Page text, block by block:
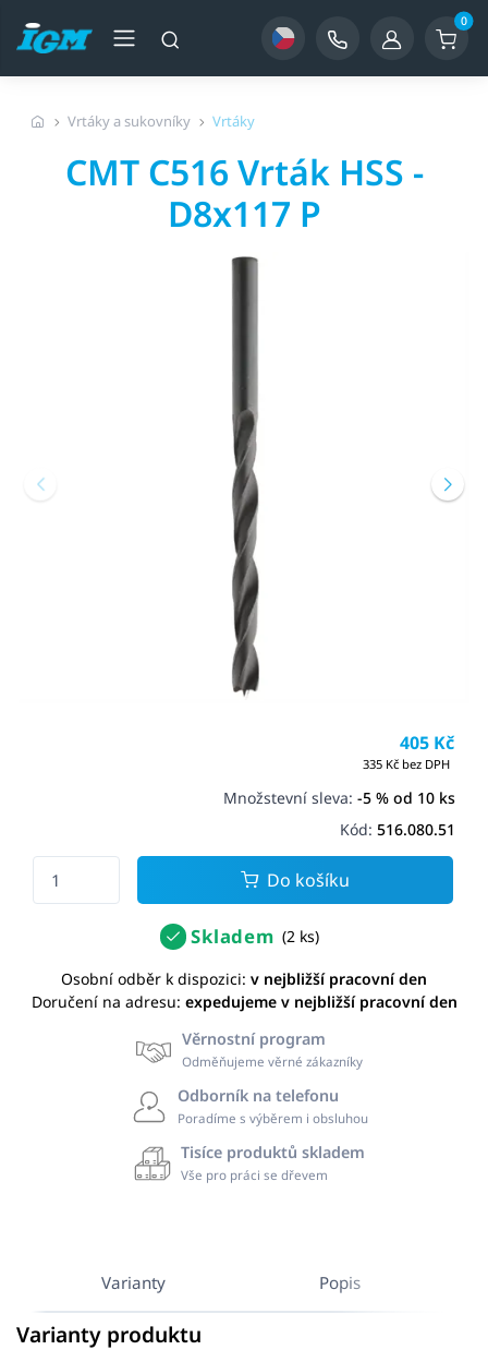
0
Vrtáky a sukovníky Vrtáky
CMT C516 Vrták HSS -
D8x117 P
405 Kč
335 Kč bez DPH
Množstevní sleva: -5 % od 10 ks
Kód: 516.080.51
Do košíku
Skladem (2 ks)
Osobní odběr k dispozici: v nejbližší pracovní den
Doručení na adresu: expedujeme v nejbližší pracovní den
Věrnostní program
Odměňujeme věrné zákazníky
Odborník na telefonu
Poradíme s výběrem i obsluhou
Tisíce produktů skladem
Vše pro práci se dřevem
Varianty Popis
Varianty produktu